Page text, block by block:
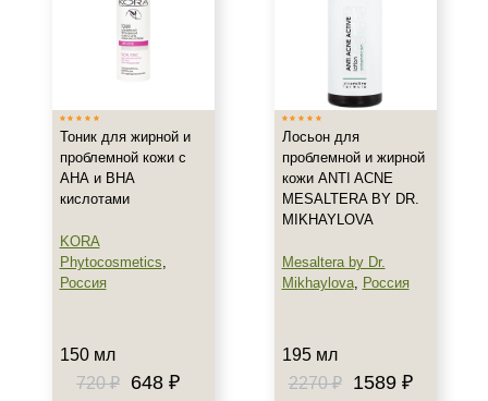
После 20
Действие
Очищение
Тонизация
Акне
Тоник для жирной и
проблемной кожи с
АНА и ВНА
кислотами
KORA
Phytocosmetics,
Россия
150 мл
720 ₽
648 ₽
Лосьон для
проблемной и жирной
кожи ANTI ACNE
MESALTERA BY DR.
MIKHAYLOVA
Mesaltera by Dr.
Mikhaylova, Россия
195 мл
2270 ₽
1589 ₽